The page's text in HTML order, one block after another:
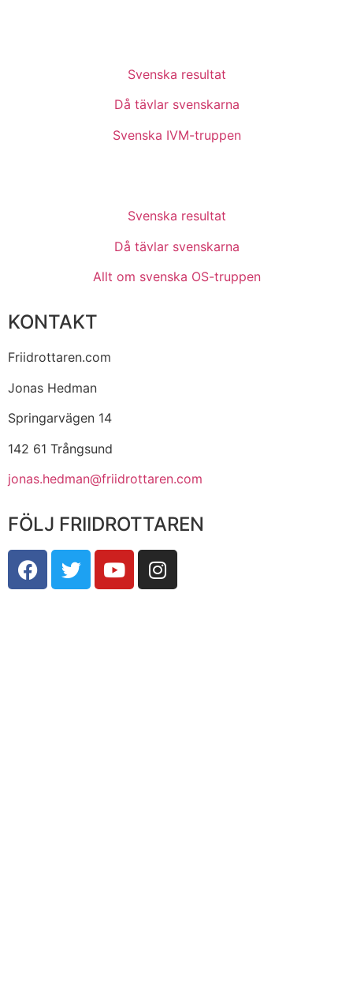
Svenska resultat
Då tävlar svenskarna
Svenska IVM-truppen
Svenska resultat
Då tävlar svenskarna
Allt om svenska OS-truppen
KONTAKT
Friidrottaren.com
Jonas Hedman
Springarvägen 14
142 61 Trångsund
jonas.hedman@friidrottaren.com
FÖLJ FRIIDROTTAREN